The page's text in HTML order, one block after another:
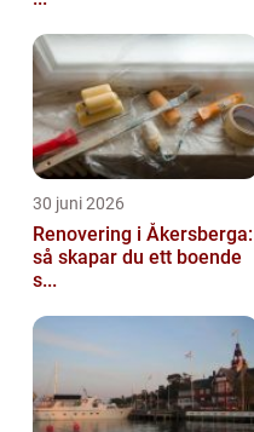
30 juni 2026
Renovering i Åkersberga:
så skapar du ett boende
s...